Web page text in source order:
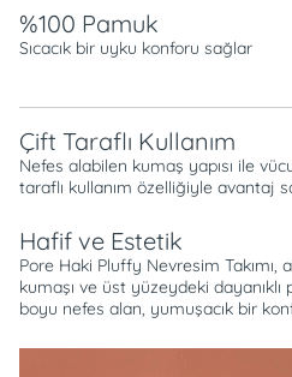
%100 Pamuk
Sıcacık bir uyku konforu sağlar
Çift Taraflı Kullanım
Nefes alabilen kumaş yapısı ile
taraflı kullanım özelliğiyle avantaj
Hafif ve Estetik
Pore Haki Pluffy Nevresim
kumaşı ve üst yüzeydeki
boyu nefes alan, yumuşacık bir